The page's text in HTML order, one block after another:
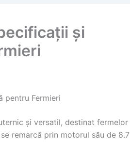
și
pentru Fermieri
și versatil, destinat fermelor
remarcă prin motorul său de 8.7